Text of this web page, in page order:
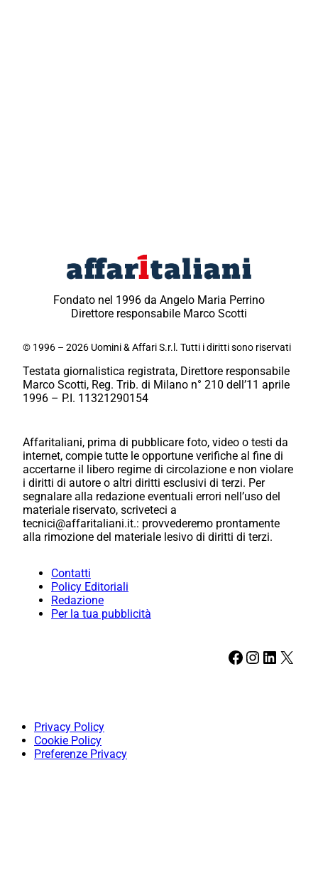
Fondato nel 1996 da Angelo Maria Perrino
Direttore responsabile Marco Scotti
© 1996 – 2026 Uomini & Affari S.r.l. Tutti i diritti sono riservati
Testata giornalistica registrata, Direttore responsabile
Marco Scotti, Reg. Trib. di Milano n° 210 dell’11 aprile
1996 – P.I. 11321290154
Affaritaliani, prima di pubblicare foto, video o testi da
internet, compie tutte le opportune verifiche al fine di
accertarne il libero regime di circolazione e non violare
i diritti di autore o altri diritti esclusivi di terzi. Per
segnalare alla redazione eventuali errori nell’uso del
materiale riservato, scriveteci a
tecnici@affaritaliani.it.: provvederemo prontamente
alla rimozione del materiale lesivo di diritti di terzi.
Contatti
Policy Editoriali
Redazione
Per la tua pubblicità
Facebook Instagram LinkedIn X
Privacy Policy
Cookie Policy
Preferenze Privacy